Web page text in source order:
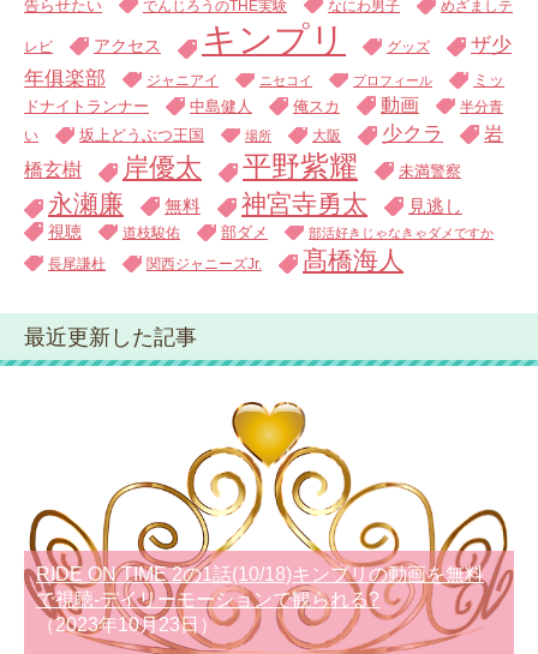
告らせたい
でんじろうのTHE実験 なにわ男子 めざましテ
レビ アクセス キンプリ グッズ
ザ少
年俱楽部
ジャニアイ ニセコイ プロフィール
ミッ
ドナイトランナー
中島健人 俺スカ 動画
半分青
い
坂上どうぶつ王国 場所 大阪 少クラ
岩
橋玄樹
岸優太 平野紫耀 未満警察
永瀬廉 無料 神宮寺勇太
見逃し
視聴
道枝駿佑 部ダメ 部活好きじゃなきゃダメですか
長尾謙杜 関西ジャニーズJr. 髙橋海人
最近更新した記事
RIDE ON TIME 2の1話(10/18)キンプリの動画を無料
で視聴-デイリーモーションで観られる?
（2023年10月23日）